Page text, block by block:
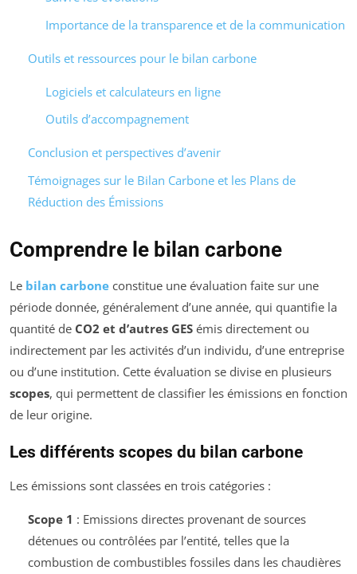
Importance de la transparence et de la communication
Outils et ressources pour le bilan carbone
Logiciels et calculateurs en ligne
Outils d’accompagnement
Conclusion et perspectives d’avenir
Témoignages sur le Bilan Carbone et les Plans de
Réduction des Émissions
Comprendre le bilan carbone
Le bilan carbone constitue une évaluation faite sur une
période donnée, généralement d’une année, qui quantifie la
quantité de CO2 et d’autres GES émis directement ou
indirectement par les activités d’un individu, d’une entreprise
ou d’une institution. Cette évaluation se divise en plusieurs
scopes, qui permettent de classifier les émissions en fonction
de leur origine.
Les différents scopes du bilan carbone
Les émissions sont classées en trois catégories :
Scope 1 : Emissions directes provenant de sources
détenues ou contrôlées par l’entité, telles que la
combustion de combustibles fossiles dans les chaudières